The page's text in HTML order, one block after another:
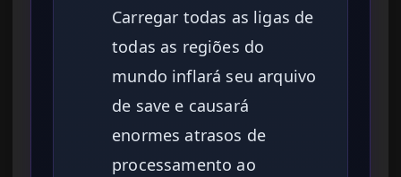
Carregar todas as ligas de
todas as regiões do
mundo inflará seu arquivo
de save e causará
enormes atrasos de
processamento ao